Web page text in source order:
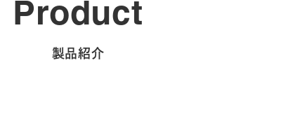
Product
製品紹介